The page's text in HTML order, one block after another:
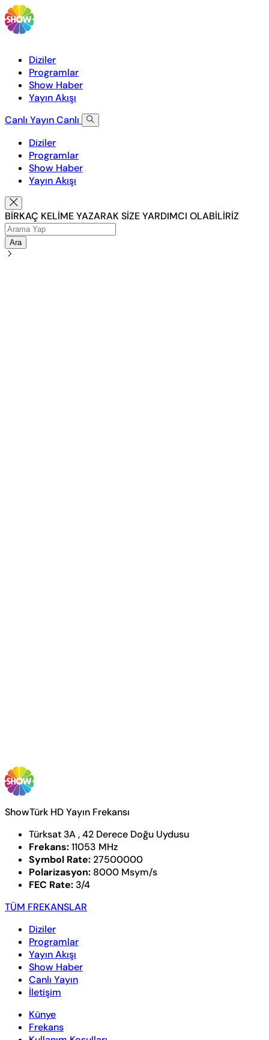
Diziler
Programlar
Show Haber
Yayın Akışı
Canlı YayınCanlı
Diziler
Programlar
Show Haber
Yayın Akışı
BİRKAÇ KELİME YAZARAK SİZE YARDIMCI OLABİLİRİZ
Ara
ShowTürk HD Yayın Frekansı
Türksat 3A , 42 Derece Doğu Uydusu
Frekans:11053 MHz
Symbol Rate: 27500000
Polarizasyon: 8000 Msym/s
FEC Rate: 3/4
TÜM FREKANSLAR
Diziler
Programlar
Yayın Akışı
Show Haber
Canlı Yayın
İletişim
Künye
Frekans